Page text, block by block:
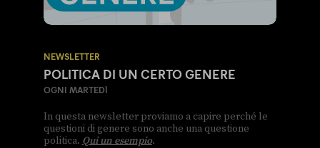
NEWSLETTER
POLITICA DI UN CERTO GENERE
OGNI MARTEDÌ
In questa newsletter proviamo a capire perché le
questioni di genere sono anche una questione
politica. Qui un esempio.